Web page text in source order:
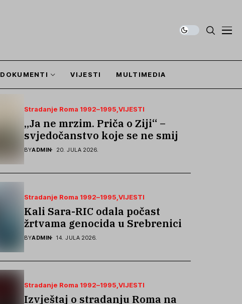
DOKUMENTI VIJESTI MULTIMEDIA
Stradanje Roma 1992–1995 VIJESTI
„Ja ne mrzim. Priča o Ziji“ –
svjedočanstvo koje se ne smije
zaboraviti
BYADMIN 20. JULA 2026.
Stradanje Roma 1992–1995 VIJESTI
Kali Sara-RIC odala počast
žrtvama genocida u Srebrenici i
podsjetila na stradanje Roma iz
BYADMIN 14. JULA 2026.
Stradanje Roma 1992–1995 VIJESTI
Izvještaj o stradanju Roma na